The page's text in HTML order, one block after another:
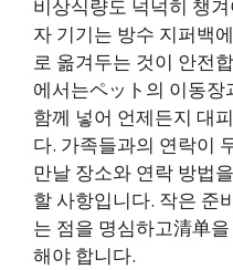
비상식량도 넉넉히 챙
자 기기는 방수 지퍼백
로 옮겨두는 것이 안전
에서는ペット의 이동장
함께 넣어 언제든지 대
다. 가족들과의 연락이
만날 장소와 연락 방법
할 사항입니다. 작은 준
는 점을 명심하고清单
해야 합니다.